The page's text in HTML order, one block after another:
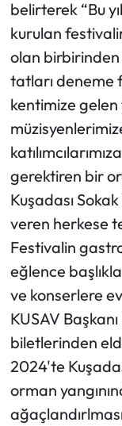
belirterek “Bu
kurulan
olan birbirinden
tatları deneme
kentimize
gerektiren bir
Kuşadası
veren herkese
Festivalin
eğlence
ve konserlere
KUSAV
biletlerinden
2024'te
orman